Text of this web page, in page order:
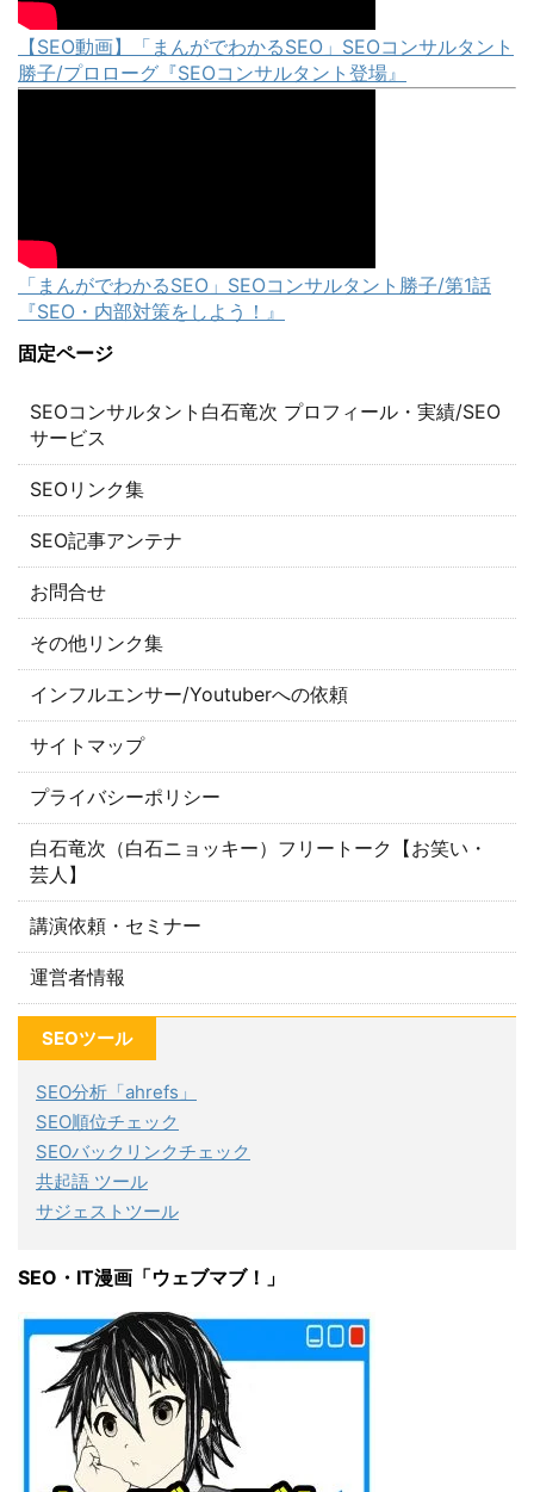
【SEO動画】「まんがでわかるSEO」SEOコンサルタント
勝子/プロローグ『SEOコンサルタント登場』
「まんがでわかるSEO」SEOコンサルタント勝子/第1話
『SEO・内部対策をしよう！』
固定ページ
SEOコンサルタント白石竜次 プロフィール・実績/SEO
サービス
SEOリンク集
SEO記事アンテナ
お問合せ
その他リンク集
インフルエンサー/Youtuberへの依頼
サイトマップ
プライバシーポリシー
白石竜次（白石ニョッキー）フリートーク【お笑い・
芸人】
講演依頼・セミナー
運営者情報
SEOツール
SEO分析「ahrefs」
SEO順位チェック
SEOバックリンクチェック
共起語 ツール
サジェストツール
SEO・IT漫画「ウェブマブ！」